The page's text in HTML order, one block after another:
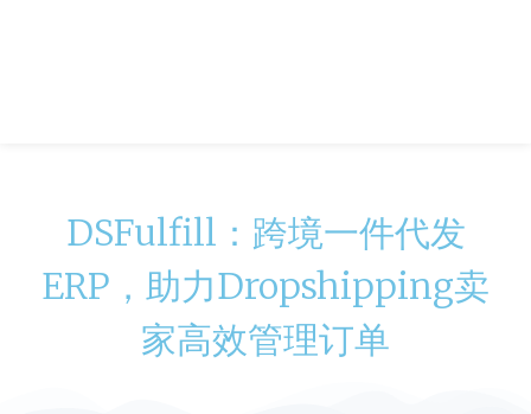
DSFulfill：跨境一件代发
ERP，助力Dropshipping卖
家高效管理订单